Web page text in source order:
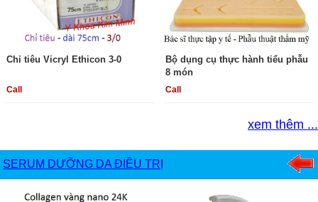
Chỉ tiêu Vicryl Ethicon 3-0
Call
Bộ dụng cụ thực hành tiểu phẫu
8 món
Call
xem thêm ...
SERUM DƯỠNG DA ĐIỀU TRỊ